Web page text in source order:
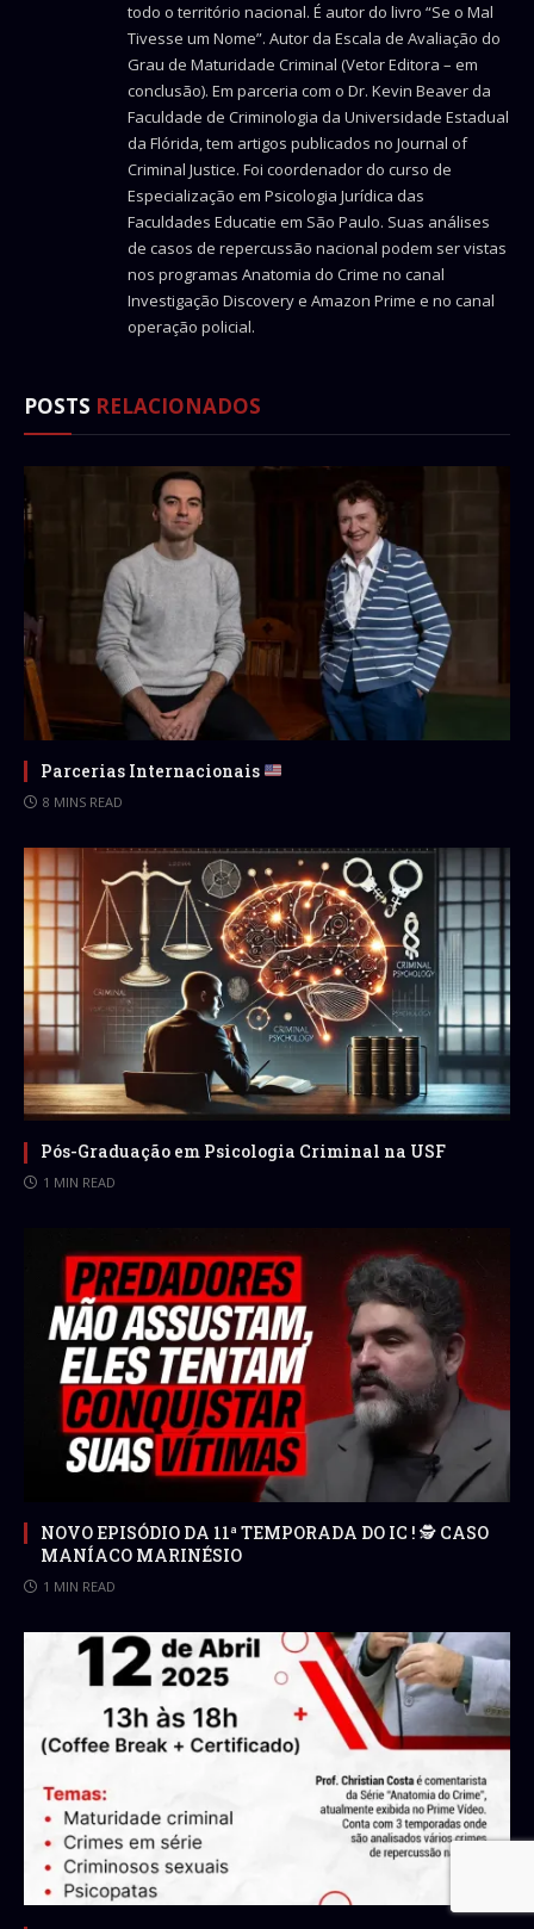
todo o território nacional. É autor do livro “Se o Mal
Tivesse um Nome”. Autor da Escala de Avaliação do
Grau de Maturidade Criminal (Vetor Editora – em
conclusão). Em parceria com o Dr. Kevin Beaver da
Faculdade de Criminologia da Universidade Estadual
da Flórida, tem artigos publicados no Journal of
Criminal Justice. Foi coordenador do curso de
Especialização em Psicologia Jurídica das
Faculdades Educatie em São Paulo. Suas análises
de casos de repercussão nacional podem ser vistas
nos programas Anatomia do Crime no canal
Investigação Discovery e Amazon Prime e no canal
operação policial.
POSTS RELACIONADOS
Parcerias Internacionais
8 MINS READ
Pós-Graduação em Psicologia Criminal na USF
1 MIN READ
NOVO EPISÓDIO DA 11ª TEMPORADA DO IC ! 🕵 CASO
MANÍACO MARINÉSIO
1 MIN READ